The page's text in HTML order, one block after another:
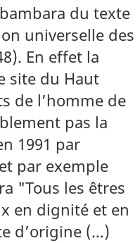
du texte
universelle des
En effet la
site du Haut
de l’homme de
pas la
1991 par
par exemple
"Tous les êtres
en dignité et en
d’origine (…)